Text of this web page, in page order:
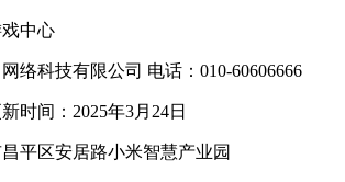
中心
络科技有限公司 电话：010-60606666
时间：2025年3月24日
平区安居路小米智慧产业园